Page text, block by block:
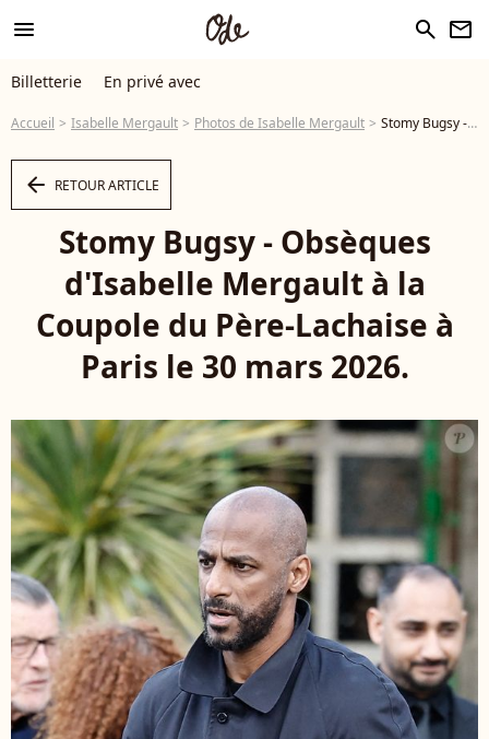
menu search newsletter
Billetterie En privé avec
Accueil Isabelle Mergault Photos de Isabelle Mergault Stomy Bugsy - Obsèques d'Isabelle Mergault à la Coupole du Père-Lachaise à Paris le 30 mars 2026. © Cyril Moreau - Dominique Jacovides / Bestimage - Photo
arrow_left RETOUR ARTICLE
Stomy Bugsy - Obsèques
d'Isabelle Mergault à la
Coupole du Père-Lachaise à
Paris le 30 mars 2026.